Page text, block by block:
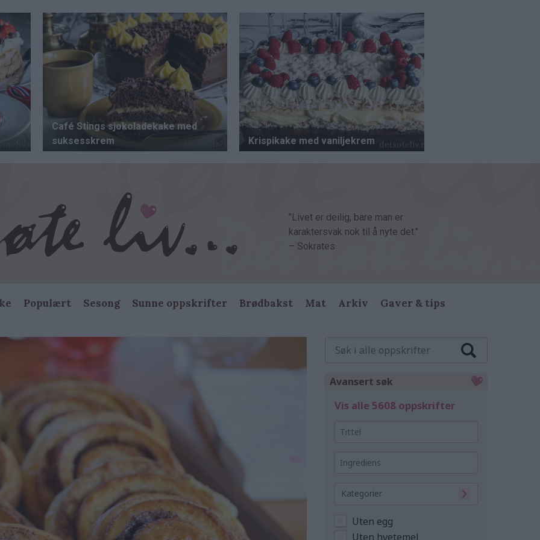
"Livet er deilig, bare man er
karaktersvak nok til å nyte det."
– Sokrates
Populært Sesong Sunne oppskrifter Brødbakst Mat Arkiv Gaver & tips
Avansert søk
Vis alle 5608 oppskrifter
Kategorier
Uten egg
Uten hvetemel